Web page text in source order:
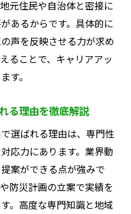
元住民や自治体と密接に
あるからです。具体的に
声を反映させる力が求め
ることで、キャリアアッ
す。
る理由を徹底解説
選ばれる理由は、専門性
応力にあります。業界動
案ができる点が強みで
防災計画の立案で実績を
。高度な専門知識と地域